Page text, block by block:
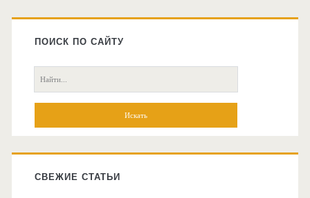
Главная
боковая
колонка
ПОИСК ПО САЙТУ
Поиск:
СВЕЖИЕ СТАТЬИ